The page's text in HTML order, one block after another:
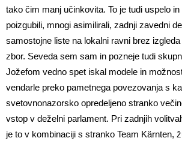
tako čim manj učinkovita. To je tudi uspelo
poizgubili, mnogi asimilirali, zadnji zavedni
samostojne liste na lokalni ravni brez
zbor. Seveda sem sam in pozneje tudi
Jožefom vedno spet iskal modele in
vendarle preko pametnega povezovanja s
svetovnonazorsko opredeljeno stranko
vstop v deželni parlament. Pri zadnjih
je to v kombinaciji s stranko Team Kärnten,